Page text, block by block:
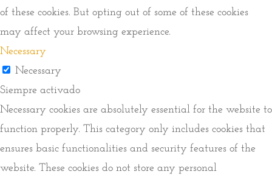
of these cookies. But opting out of some of these cookies
may affect your browsing experience.
Necessary
Necessary
Siempre activado
Necessary cookies are absolutely essential for the website to
function properly. This category only includes cookies that
ensures basic functionalities and security features of the
website. These cookies do not store any personal